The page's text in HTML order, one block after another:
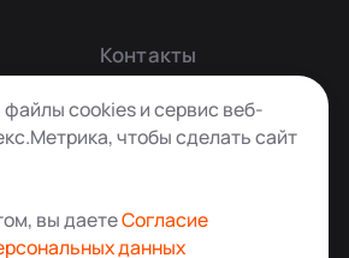
Контакты
Заказать звонок
+7 495 181-55-45
info@kladovkin.ru
cookies и сервис веб-
чтобы сделать сайт
вы даетеСогласие
данных